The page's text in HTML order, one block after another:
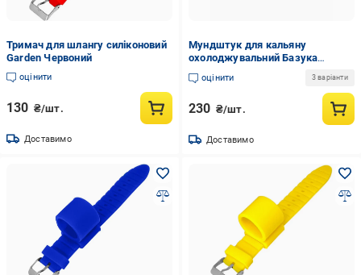
Тримач для шлангу силіконовий
Garden Червоний
оцінити
130 ₴/шт.
Доставимо
Мундштук для кальяну
охолоджувальний Базука
Рожевий
оцінити 3 варіанти
230 ₴/шт.
Доставимо